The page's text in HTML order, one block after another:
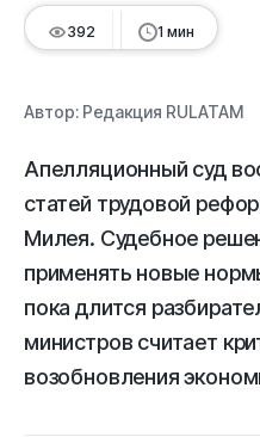
392 1 мин
Автор: Редакция RULATAM
Апелляционный суд
статей трудовой
Милея. Судебное
применять новые
пока длится
министров считает
возобновления